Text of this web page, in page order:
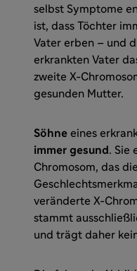
selbst Symptome
ist, dass Töchter
Vater erben – und
erkrankten Vater
zweite X-
gesunden Mutter.
Söhne eines
immer gesund . Sie
Chromosom, das
veränderte X-
stammt
und trägt daher